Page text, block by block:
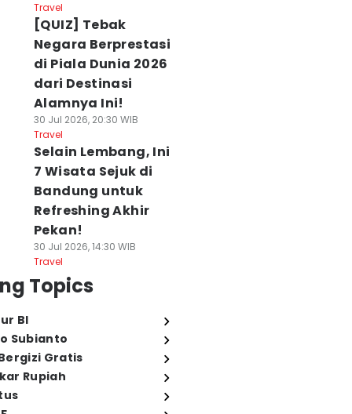
Travel
[QUIZ] Tebak
Negara Berprestasi
di Piala Dunia 2026
dari Destinasi
Alamnya Ini!
30 Jul 2026, 20:30 WIB
Travel
Selain Lembang, Ini
7 Wisata Sejuk di
Bandung untuk
Refreshing Akhir
Pekan!
30 Jul 2026, 14:30 WIB
Travel
Topics
BI
Subianto
Gratis
Rupiah